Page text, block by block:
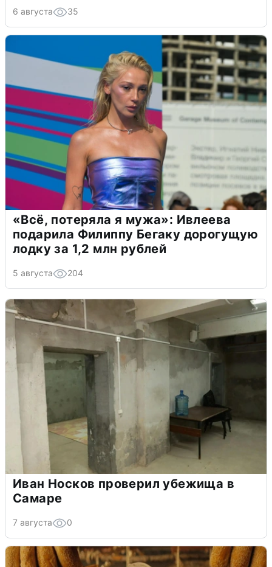
6 августа 35
«Всё, потеряла я мужа»: Ивлеева
подарила Филиппу Бегаку дорогущую
лодку за 1,2 млн рублей
5 августа 204
Иван Носков проверил убежища в
Самаре
7 августа 0